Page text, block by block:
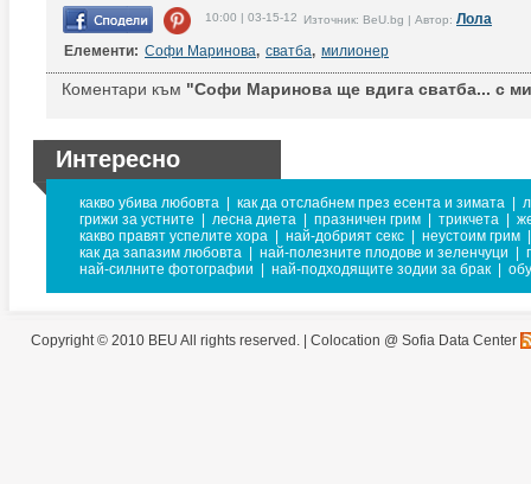
10:00 | 03-15-12 Източник: BeU.bg | Автор: Лола
Елементи: Софи Маринова, сватба, милионер
Коментари към "Софи Маринова ще вдига сватба... с
Интересно
какво убива любовта как да отслабнем през есента и зимата
грижи за устните
лесна диета празничен грим трикчета
какво правят успелите хора
най-добрият секс неустоим грим
как да запазим любовта
най-полезните плодове и зеленчуци
най-силните фотографии
най-подходящите зодии за брак
Copyright © 2010 BEU All rights reserved. | Colocation @ Sofia Data Center